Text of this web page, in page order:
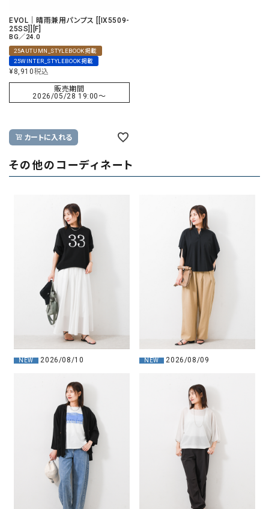
EVOL｜晴雨兼用パンプス [[IX5509-
25SS]][F]
BG／24.0
25AUTUMN_STYLEBOOK掲載
25WINTER_STYLEBOOK掲載
¥8,910税込
販売期間
2026/05/28 19:00〜
カートに入れる
その他のコーディネート
NEW 2026/08/10 NEW 2026/08/09